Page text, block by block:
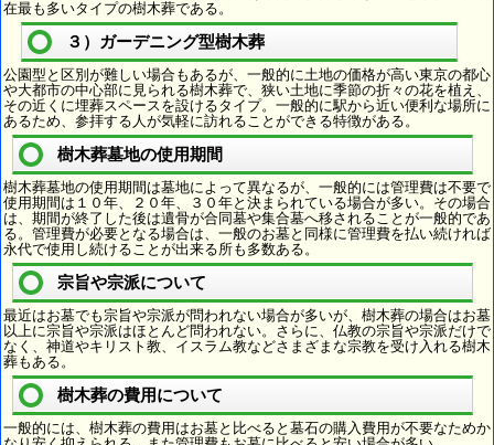
在最も多いタイプの樹木葬である。
３）ガーデニング型樹木葬
公園型と区別が難しい場合もあるが、一般的に土地の価格が高い東京の都心
や大都市の中心部に見られる樹木葬で、狭い土地に季節の折々の花を植え、
その近くに埋葬スペースを設けるタイプ。一般的に駅から近い便利な場所に
あるため、参拝する人が気軽に訪れることができる特徴がある。
樹木葬墓地の使用期間
樹木葬墓地の使用期間は墓地によって異なるが、一般的には管理費は不要で
使用期間は１０年、２０年、３０年と決まられている場合が多い。その場合
は、期間が終了した後は遺骨が合同墓や集合墓へ移されることが一般的であ
る。管理費が必要となる場合は、一般のお墓と同様に管理費を払い続ければ
永代で使用し続けることが出来る所も多数ある。
宗旨や宗派について
最近はお墓でも宗旨や宗派が問われない場合が多いが、樹木葬の場合はお墓
以上に宗旨や宗派はほとんど問われない。さらに、仏教の宗旨や宗派だけで
なく、神道やキリスト教、イスラム教などさまざまな宗教を受け入れる樹木
葬もある。
樹木葬の費用について
一般的には、樹木葬の費用はお墓と比べると墓石の購入費用が不要なためか